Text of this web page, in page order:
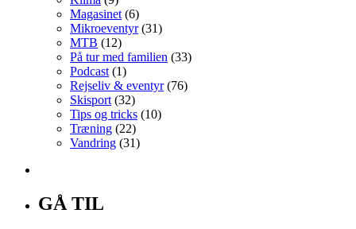
Magasinet (6)
Mikroeventyr(31)
MTB (12)
På tur med familien (33)
Podcast (1)
Rejseliv & eventyr(76)
Skisport (32)
Tips og tricks (10)
Træning (22)
Vandring (31)
GÅ TIL